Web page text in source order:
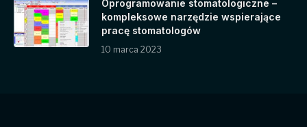
Oprogramowanie stomatologiczne –
kompleksowe narzędzie wspierające
pracę stomatologów
10 marca 2023